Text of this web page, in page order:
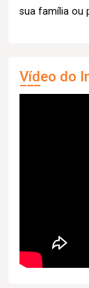
sua família ou
Vídeo do